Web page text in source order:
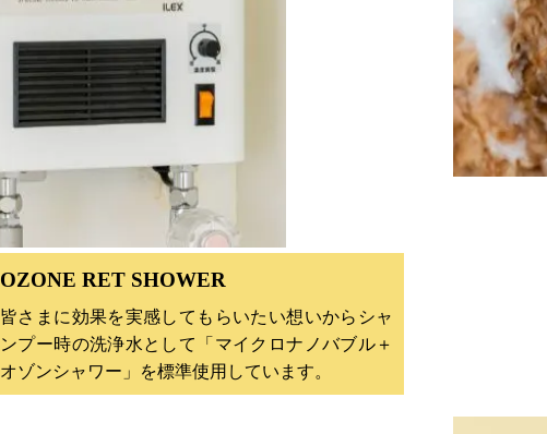
OZONE RET SHOWER
皆さまに効果を実感してもらいたい想いからシャ
ンプー時の洗浄水として「マイクロナノバブル＋
オゾンシャワー」を標準使用しています。